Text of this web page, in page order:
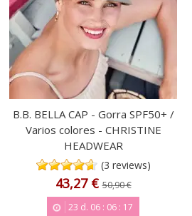
B.B. BELLA CAP - Gorra SPF50+ /
Varios colores - CHRISTINE
HEADWEAR
(3 reviews)
43,27 €50,90 €
23 d. 06 : 06 : 16